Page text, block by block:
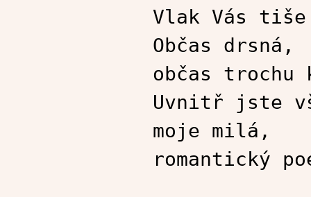
Vlak Vás
Občas drsná,
občas trochu
Uvnitř jste
moje milá,
romantický